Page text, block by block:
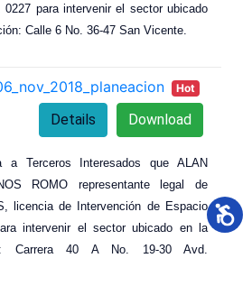
para intervenir el sector ubicado
Calle 6 No. 36-47 San Vicente.
Hot
Download
Details
a Terceros Interesados ​​que ALAN
ROMO representante legal de
licencia de Intervención de Espacio
intervenir el sector ubicado en la
Carrera 40 A No. 19-30 Avd.